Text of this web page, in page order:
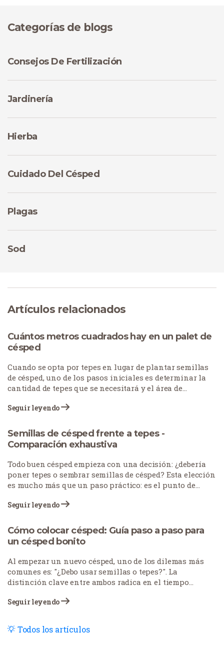
Categorías de blogs
Consejos De Fertilización
Jardinería
Hierba
Cuidado Del Césped
Plagas
Sod
Artículos relacionados
Todos los artículos
Cuántos metros cuadrados hay en un palet de
césped
Cuando se opta por tepes en lugar de plantar semillas
de césped, uno de los pasos iniciales es determinar la
cantidad de tepes que se necesitará y el área de
Seguir leyendo
Semillas de césped frente a tepes -
Comparación exhaustiva
Todo buen césped empieza con una decisión: ¿debería
poner tepes o sembrar semillas de césped? Esta elección
es mucho más que un paso práctico: es el punto de
durante años.
Seguir leyendo
Cómo colocar césped: Guía paso a paso para
un césped bonito
Al empezar un nuevo césped, uno de los dilemas más
comunes es: "¿Debo usar semillas o tepes?". La
distinción clave entre ambos radica en el tiempo
establecida. El tepes ofrece una solución más rápida, ya
que la siembra consiste en hacer crecer la hierba desde
cero. Al final, ambos métodos dan como resultado un
Seguir leyendo